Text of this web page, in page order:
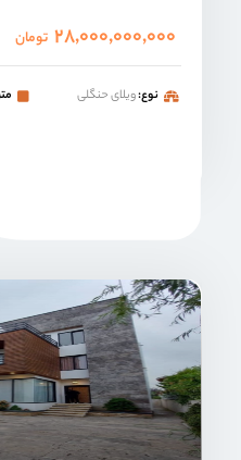
۲۸,۰۰۰,۰۰۰,۰۰۰ تومان
نوع:ویلای حنگلی
محمد صنعتی